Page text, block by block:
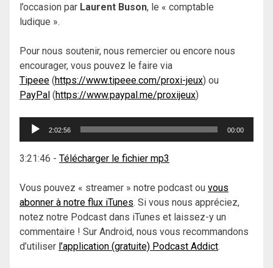
l’occasion par Laurent Buson, le « comptable
ludique ».
Pour nous soutenir, nous remercier ou encore nous
encourager, vous pouvez le faire via
Tipeee (https://www.tipeee.com/proxi-jeux) ou
PayPal (https://www.paypal.me/proxijeux)
Lecteur
2:02:56 00:00
3:21:46 - Télécharger le fichier mp3
Vous pouvez « streamer » notre podcast ou vous
abonner à notre flux iTunes. Si vous nous appréciez,
notez notre Podcast dans iTunes et laissez-y un
commentaire ! Sur Android, nous vous recommandons
d’utiliser l’application (gratuite) Podcast Addict.